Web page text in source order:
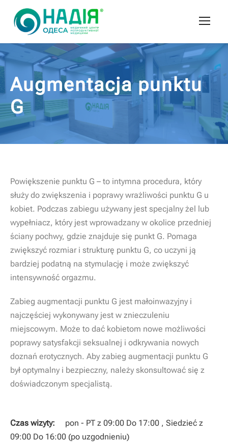
Augmentacja punktu
G
Powiększenie punktu G – to intymna procedura, który
służy do zwiększenia i poprawy wrażliwości punktu G u
kobiet. Podczas zabiegu używany jest specjalny żel lub
wypełniacz, który jest wprowadzany w okolice przedniej
ściany pochwy, gdzie znajduje się punkt G. Pomaga
zwiększyć rozmiar i strukturę punktu G, co uczyni ją
bardziej podatną na stymulację i może zwiększyć
intensywność orgazmu.
Zabieg augmentacji punktu G jest małoinwazyjny i
najczęściej wykonywany jest w znieczuleniu
miejscowym. Może to dać kobietom nowe możliwości
poprawy satysfakcji seksualnej i odkrywania nowych
doznań erotycznych. Aby zabieg augmentacji punktu G
był optymalny i bezpieczny, należy skonsultować się z
doświadczonym specjalistą.
Czas wizyty:
pon - PT z 09:00 Do 17:00 , Siedzieć z
09:00 Do 16:00 (po uzgodnieniu)